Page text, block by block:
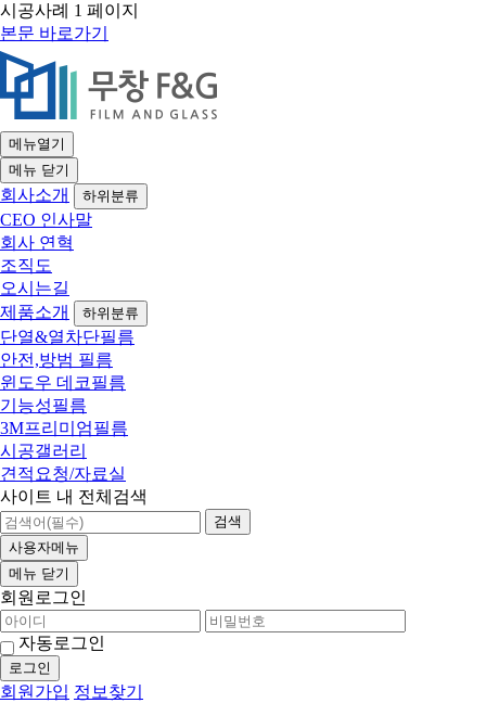
시공사례 1 페이지
본문 바로가기
메뉴열기
메뉴 닫기
회사소개 하위분류
CEO 인사말
회사 연혁
조직도
오시는길
제품소개
하위분류
단열&열차단필름
안전,방범 필름
윈도우 데코필름
기능성필름
3M프리미엄필름
시공갤러리
견적요청/자료실
사이트 내 전체검색
검색
사용자메뉴
메뉴 닫기
회원로그인
자동로그인
회원가입 정보찾기